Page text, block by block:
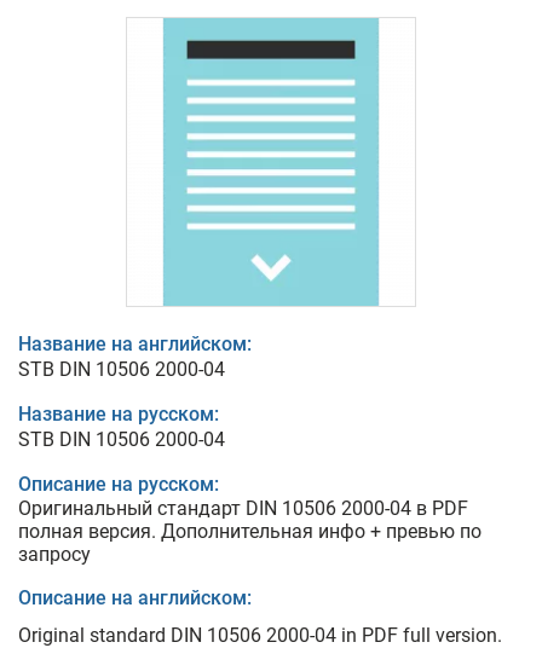
Название на английском:
STB DIN 10506 2000-04
Название на русском:
STB DIN 10506 2000-04
Описание на русском:
Оригинальный стандарт DIN 10506 2000-04 в PDF
полная версия. Дополнительная инфо + превью по
запросу
Описание на английском:
Original standard DIN 10506 2000-04 in PDF full version.